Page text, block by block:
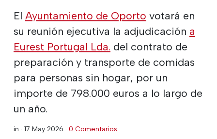
El Ayuntamiento de Oporto votará en
su reunión ejecutiva la adjudicación a
Eurest Portugal Lda. del contrato de
preparación y transporte de comidas
para personas sin hogar, por un
importe de 798.000 euros a lo largo de
un año.
in · 17 May 2026 · 0 Comentarios